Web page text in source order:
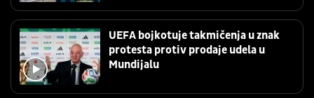
UEFA bojkotuje takmičenja u znak
protesta protiv prodaje udela u
Mundijalu